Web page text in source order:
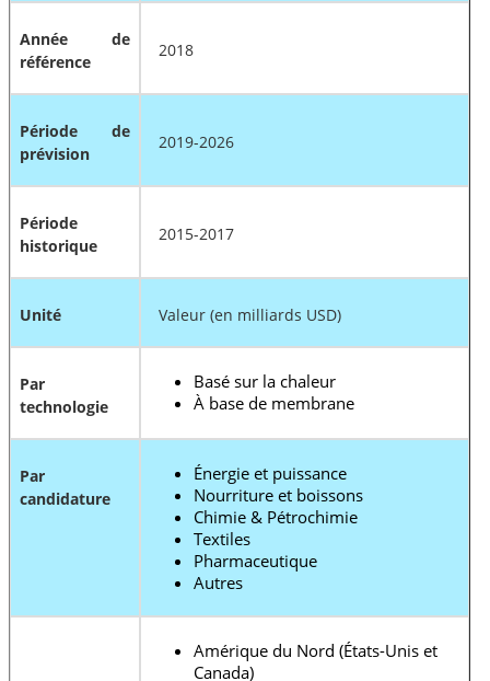
Année de
référence
2018
Période de
prévision
2019-2026
Période
historique
2015-2017
Unité Valeur (en milliards USD)
Par
technologie
Basé sur la chaleur
À base de membrane
Par
candidature
Énergie et puissance
Nourriture et boissons
Chimie & Pétrochimie
Textiles
Pharmaceutique
Autres
Amérique du Nord (États-Unis et
Canada)